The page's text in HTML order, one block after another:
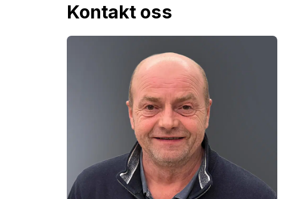
Kontakt oss